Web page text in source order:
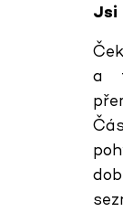
Jsi
a